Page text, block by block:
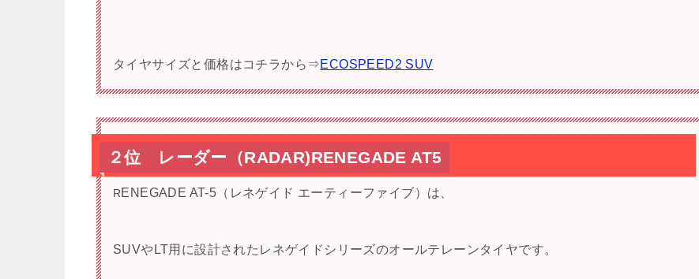
タイヤサイズと価格はコチラから⇒ECOSPEED2 SUV
２位 レーダー（RADAR)RENEGADE AT5
RENEGADE AT-5（レネゲイド エーティーファイブ）は、
SUVやLT用に設計されたレネゲイドシリーズのオールテレーンタイヤです。